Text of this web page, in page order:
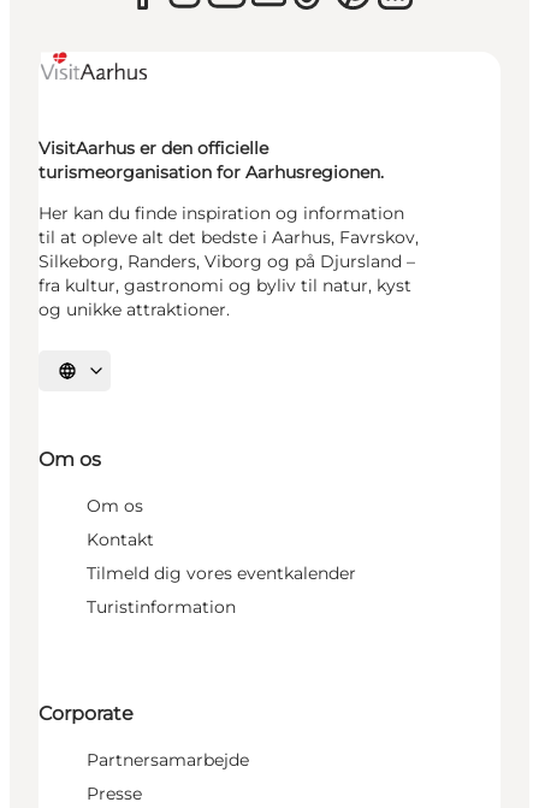
VisitAarhus er den officielle
turismeorganisation for Aarhusregionen.
Her kan du finde inspiration og information
til at opleve alt det bedste i Aarhus, Favrskov,
Silkeborg, Randers, Viborg og på Djursland –
fra kultur, gastronomi og byliv til natur, kyst
og unikke attraktioner.
Vælg sprog
Om os
Om os
Kontakt
Tilmeld dig vores eventkalender
Turistinformation
Corporate
Partnersamarbejde
Presse